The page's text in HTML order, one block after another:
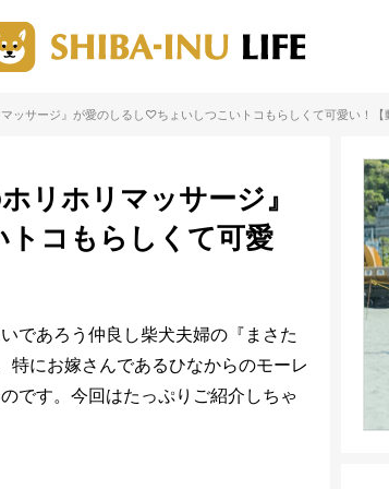
ッサージ』が愛のしるし♡ちょいしつこいトコもらしくて可愛い！【
リホリマッサージ』
コもらしくて可愛
であろう仲良し柴犬夫婦の『まさた
特にお嫁さんであるひなからのモーレ
です。今回はたっぷりご紹介しちゃ